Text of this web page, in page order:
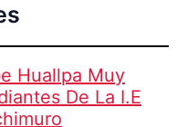
Huallpa Muy
De La I.E